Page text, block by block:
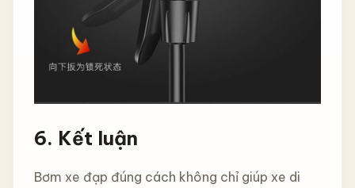
6. Kết luận
Bơm xe đạp đúng cách không chỉ giúp xe di